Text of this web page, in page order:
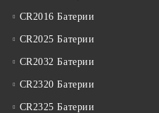
CR2016 Батерии
CR2025 Батерии
CR2032 Батерии
CR2320 Батерии
CR2325 Батерии